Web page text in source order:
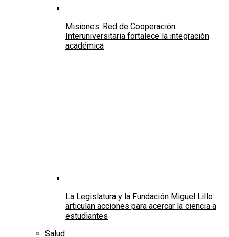
Misiones: Red de Cooperación
Interuniversitaria fortalece la integración
académica
La Legislatura y la Fundación Miguel Lillo
articulan acciones para acercar la ciencia a
estudiantes
Salud